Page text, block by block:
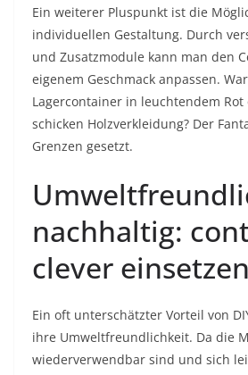
Ein weiterer Pluspunkt ist die
individuellen Gestaltung. Durch
und Zusatzmodule kann man den
eigenem Geschmack anpassen.
Lagercontainer in leuchtendem
schicken Holzverkleidung? Der
Grenzen gesetzt.
nachhaltig:
clever einsetzen
Ein oft unterschätzter Vorteil von
ihre Umweltfreundlichkeit. Da die
wiederverwendbar sind und sich